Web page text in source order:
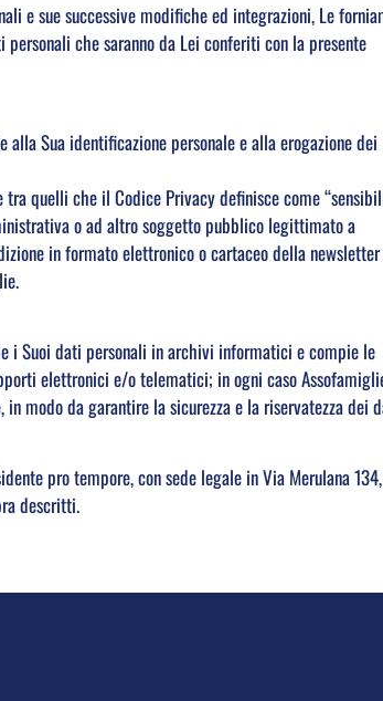
e sue successive modifiche ed integrazioni, Le
che saranno da Lei conferiti con la presente
Sua identificazione personale e alla erogazione dei
quelli che il Codice Privacy definisce come
o ad altro soggetto pubblico legittimato a
in formato elettronico o cartaceo della newsletter
i Suoi dati personali in archivi informatici e compie le
elettronici e/o telematici; in ogni caso
modo da garantire la sicurezza e la riservatezza dei
pro tempore, con sede legale in Via Merulana 134,
descritti.